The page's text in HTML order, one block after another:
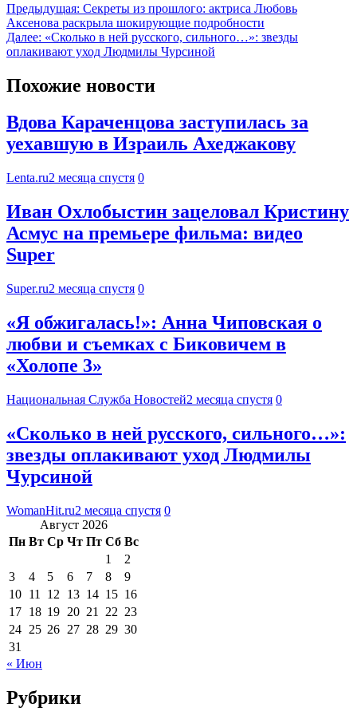
Предыдущая: Секреты из прошлого: актриса Любовь
Аксенова раскрыла шокирующие подробности
Далее: «Сколько в ней русского, сильного…»: звезды
оплакивают уход Людмилы Чурсиной
Похожие новости
Вдова Караченцова заступилась за
уехавшую в Израиль Ахеджакову
Lenta.ru2 месяца спустя 0
Иван Охлобыстин зацеловал Кристину
Асмус на премьере фильма: видео
Super
Super.ru2 месяца спустя 0
«Я обжигалась!»: Анна Чиповская о
любви и съемках с Биковичем в
«Холопе 3»
Национальная Служба Новостей2 месяца спустя 0
«Сколько в ней русского, сильного…»:
звезды оплакивают уход Людмилы
Чурсиной
WomanHit.ru2 месяца спустя 0
Август 2026
Пн Вт Ср Чт Пт Сб Вс
1
2
3
4 5 6 7 8
9
10 11 12 13 14 15 16
17 18 19 20 21 22 23
24 25 26 27 28 29 30
31
« Июн
Рубрики